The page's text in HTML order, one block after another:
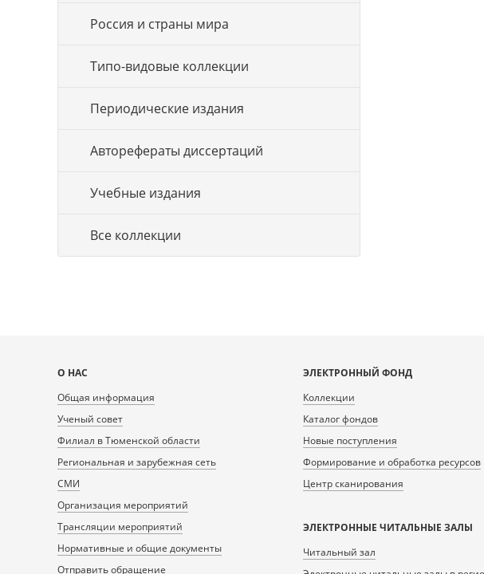
Россия и страны мира
Типо-видовые коллекции
Периодические издания
Авторефераты диссертаций
Учебные издания
Все коллекции
Карта
сайта
О НАС
Общая информация
Ученый совет
Филиал в Тюменской области
Региональная и зарубежная сеть
СМИ
Организация мероприятий
Трансляции мероприятий
Нормативные и общие документы
Отправить обращение
ЭЛЕКТРОННЫЙ ФОНД
Коллекции
Каталог фондов
Новые поступления
Формирование и обработка ресурсов
Центр сканирования
ЭЛЕКТРОННЫЕ ЧИТАЛЬНЫЕ ЗАЛЫ
Читальный зал